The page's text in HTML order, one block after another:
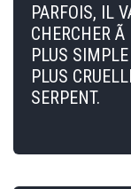
PARFOIS, IL
CHERCHER
PLUS
PLUS
SERPENT.